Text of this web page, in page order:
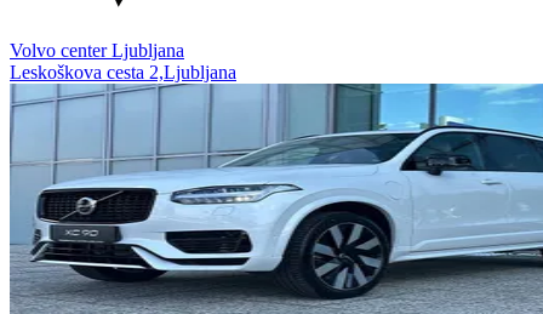
Volvo center Ljubljana
Leskoškova cesta 2,Ljubljana